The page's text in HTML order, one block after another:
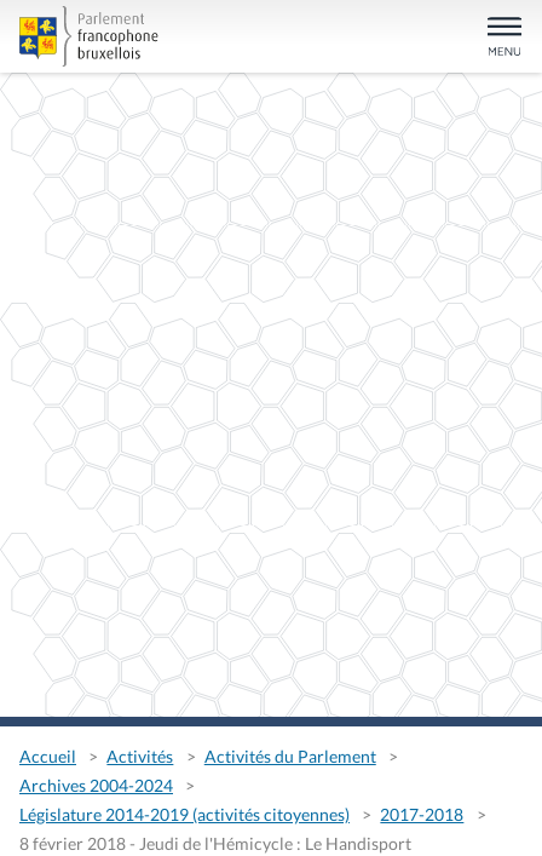
Accueil Activités
Activités du Parlement
Archives 2004-2024
Législature 2014-2019 (activités citoyennes)
2017-2018
8 février 2018 - Jeudi de l'Hémicycle : Le Handisport